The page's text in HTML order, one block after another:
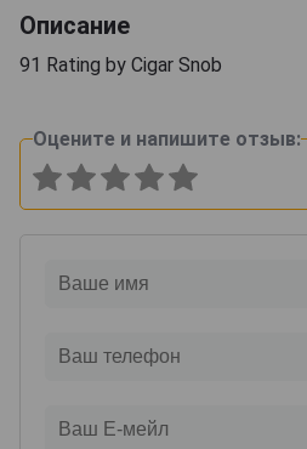
Описание
91 Rating by Cigar Snob
Оцените и напишите отзыв: